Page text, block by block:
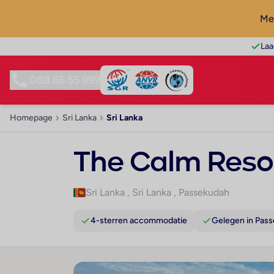
Homepage Sri Lanka Sri Lanka
The Calm
Sri Lanka , Sri Lanka , Passekudah
4-sterren accommodatie Gelegen in